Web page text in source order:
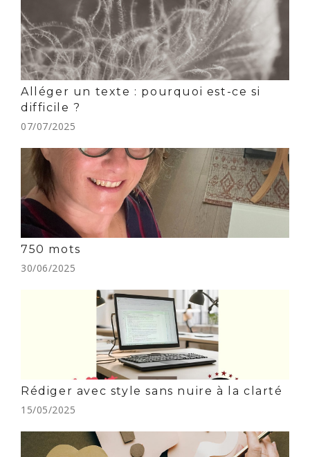
Alléger un texte : pourquoi est-ce si
difficile ?
07/07/2025
750 mots
30/06/2025
Rédiger avec style sans nuire à la clarté
15/05/2025